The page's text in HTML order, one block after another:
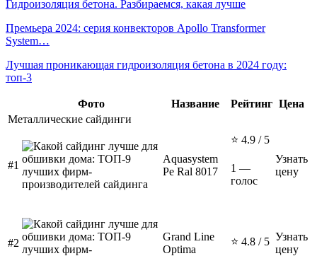
Гидроизоляция бетона. Разбираемся, какая лучше
Премьера 2024: серия конвекторов Apollo Transformer
System…
Лучшая проникающая гидроизоляция бетона в 2024 году:
топ-3
Фото Название Рейтинг Цена
Металлические сайдинги
#1
Aquasystem
Pe Ral 8017
⭐ 4.9 / 5
1 —
голос
Узнать
цену
#2
Grand Line
Optima
⭐ 4.8 / 5 Узнать
цену